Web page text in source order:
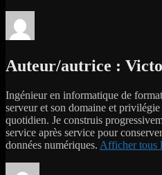
Auteur/autrice :
Ingénieur en informatique de
serveur et son domaine et
quotidien. Je construis
service après service pour
données numériques. Afficher tous